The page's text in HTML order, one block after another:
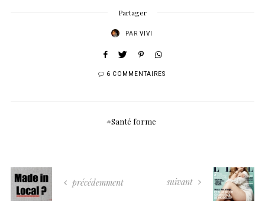
Partager
PAR VIVI
6 COMMENTAIRES
Santé forme
précédemment suivant